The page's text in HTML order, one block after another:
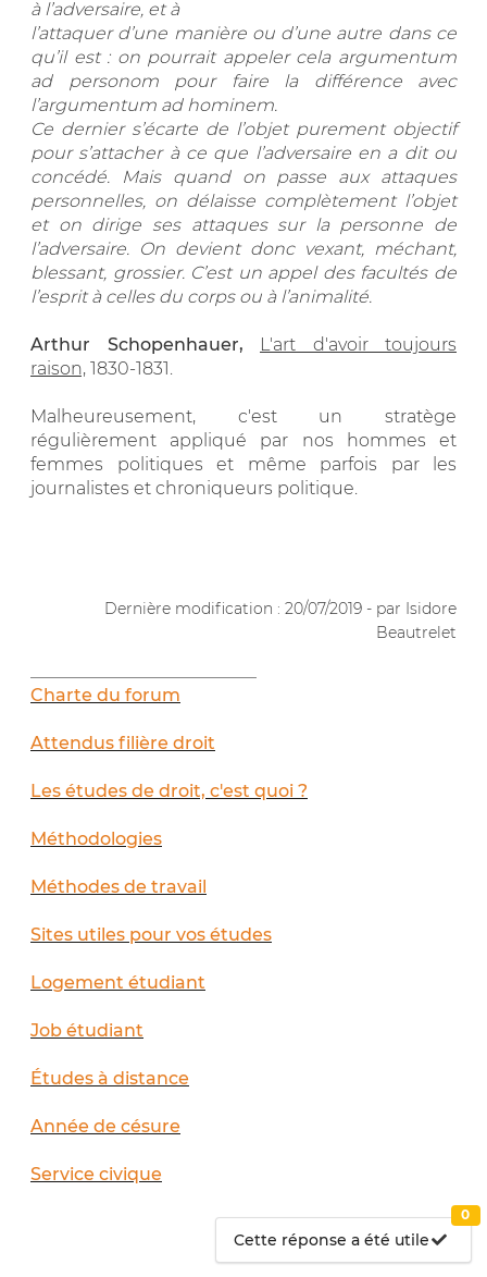
à l’adversaire, et à
l’attaquer d’une manière ou d’une autre dans ce
qu’il est : on pourrait appeler cela argumentum
ad personom pour faire la différence avec
l’argumentum ad hominem.
Ce dernier s’écarte de l’objet purement objectif
pour s’attacher à ce que l’adversaire en a dit ou
concédé. Mais quand on passe aux attaques
personnelles, on délaisse complètement l’objet
et on dirige ses attaques sur la personne de
l’adversaire. On devient donc vexant, méchant,
blessant, grossier. C’est un appel des facultés de
l’esprit à celles du corps ou à l’animalité.
Arthur Schopenhauer,
L'art d'avoir toujours
raison, 1830-1831.
Malheureusement, c'est un stratège
régulièrement appliqué par nos hommes et
femmes politiques et même parfois par les
journalistes et chroniqueurs politique.
Dernière modification : 20/07/2019 - par Isidore
Beautrelet
Charte du forum
Attendus filière droit
Les études de droit, c'est quoi ?
Méthodologies
Méthodes de travail
Sites utiles pour vos études
Logement étudiant
Job étudiant
Études à distance
Année de césure
Service civique
Cette réponse a été utile
0